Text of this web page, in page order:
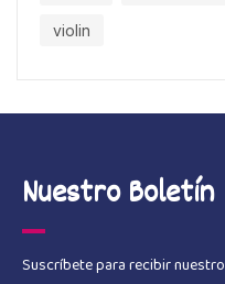
violin
Nuestro Boletín
Suscríbete para recibir nuestro